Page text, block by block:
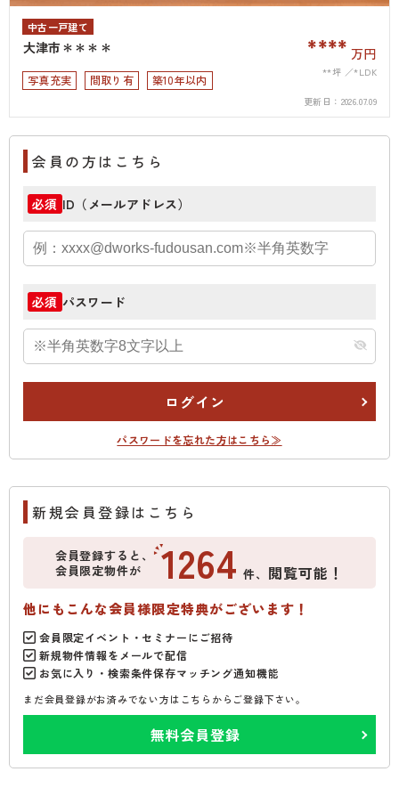
中古一戸建て
大津市＊＊＊＊ **** 万円
**坪 *LDK
写真充実 間取り有 築10年以内
更新日： 2026.07.09
会員の方はこちら
必須 ID（メールアドレス）
必須 パスワード
ログイン
パスワードを忘れた方はこちら≫
新規会員登録はこちら
会員登録すると、
会員限定物件が
1264 件、 閲覧可能！
他にもこんな会員様限定特典がございます！
会員限定イベント・セミナーにご招待
新規物件情報をメールで配信
お気に入り・検索条件保存マッチング通知機能
まだ会員登録がお済みでない方はこちらからご登録下さい。
無料会員登録